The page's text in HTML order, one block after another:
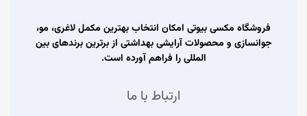
فروشگاه مکسی بیوتی امکان انتخاب بهترین مکمل لاغری، مو،
جوانسازی و محصولات آرایشی بهداشتی از برترین برندهای بین
المللی را فراهم آورده است.
ارتباط با ما